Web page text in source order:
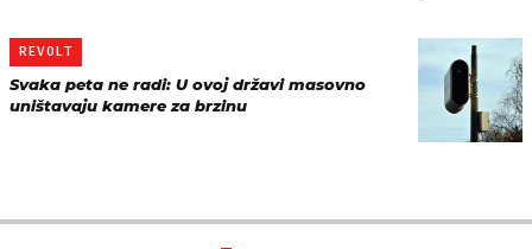
REVOLT
Svaka peta ne radi: U ovoj državi masovno
uništavaju kamere za brzinu